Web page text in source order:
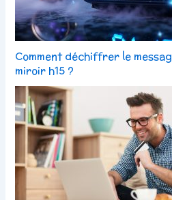
Comment déchiffrer le
miroir h15 ?